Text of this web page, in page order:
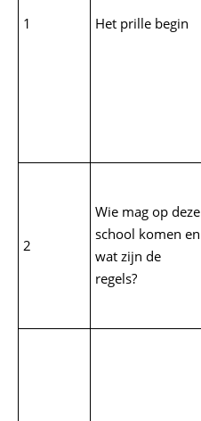
1 Het prille begin
2
Wie mag op deze
school komen en
wat zijn de
regels?